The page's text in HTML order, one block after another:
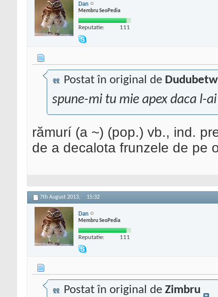
Dan
Membru SeoPedia
Reputatie: 111
Postat în original de
spune-mi tu mie apex daca l-
rămurí (a ~) (pop.) vb., ind.
de a decalota frunzele de pe
7th August 2013, 15:32
Dan
Membru SeoPedia
Reputatie: 111
Postat în original de Zimbru